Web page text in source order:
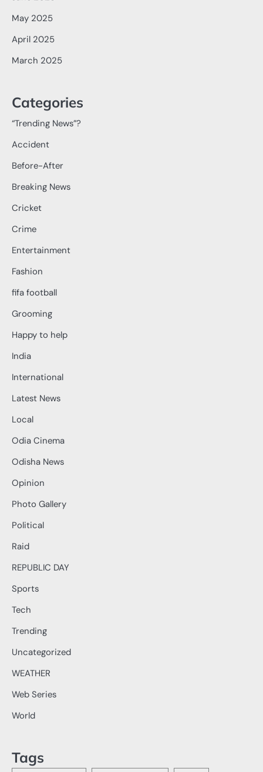
May 2025
April 2025
March 2025
Categories
“Trending News”?
Accident
Before-After
Breaking News
Cricket
Crime
Entertainment
Fashion
fifa football
Grooming
Happy to help
India
International
Latest News
Local
Odia Cinema
Odisha News
Opinion
Photo Gallery
Political
Raid
REPUBLIC DAY
Sports
Tech
Trending
Uncategorized
WEATHER
Web Series
World
Tags